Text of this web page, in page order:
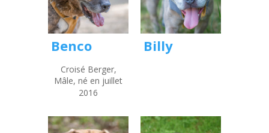
Benco
Croisé Berger,
Mâle, né en juillet
2016
Billy